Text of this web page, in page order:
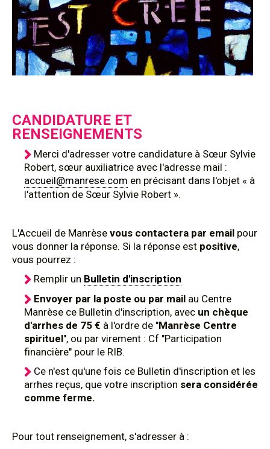
CANDIDATURE ET
RENSEIGNEMENTS
Merci d'adresser votre candidature à Sœur Sylvie
Robert, sœur auxiliatrice avec l'adresse mail :
accueil@manrese.com en précisant dans l'objet « à
l'attention de Sœur Sylvie Robert ».
L'Accueil de Manrèse vous contactera par email pour
vous donner la réponse. Si la réponse est positive,
vous pourrez :
Remplir un Bulletin d'inscription
Envoyer par la poste ou par mail au Centre
Manrèse ce Bulletin d'inscription, avec un chèque
d'arrhes de 75 € à l'ordre de "Manrèse Centre
spirituel", ou par virement : Cf "Participation
financière" pour le RIB.
Ce n'est qu'une fois ce Bulletin d'inscription et les
arrhes reçus, que votre inscription sera considérée
comme ferme.
Pour tout renseignement, s'adresser à :